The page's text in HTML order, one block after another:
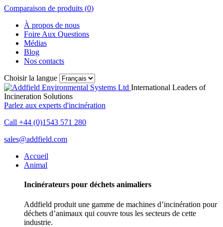
Comparaison de produits (0)
À propos de nous
Foire Aux Questions
Médias
Blog
Nos contacts
Choisir la langue
International Leaders of
Incineration Solutions
Parlez aux experts d'incinération
Call +44 (0)1543 571 280
sales@addfield.com
Accueil
Animal
Incinérateurs pour déchets animaliers
Addfield produit une gamme de machines d’incinération pour
déchets d’animaux qui couvre tous les secteurs de cette
industrie.